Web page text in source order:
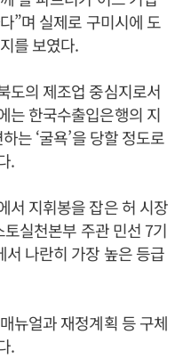
”며 실제로 구미시에 도
를 보였다.
도의 제조업 중심지로서
는 한국수출입은행의 지
는 ‘굴욕’을 당할 정도로
.
서 지휘봉을 잡은 허 시장
실천본부 주관 민선 7기
나란히 가장 높은 등급
뉴얼과 재정계획 등 구체
.